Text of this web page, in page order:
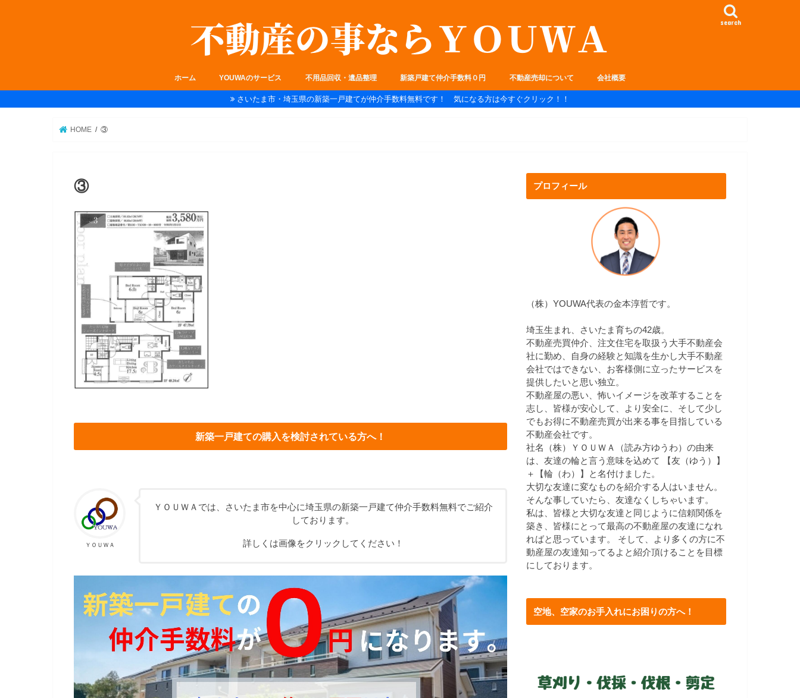
search
ホーム YOUWAのサービス 不用品回収・遺品整理 新築戸建て仲介手数料０円 不動産売却について 会社概要
さいたま市・埼玉県の新築一戸建てが仲介手数料無料です！ 気になる方は今すぐクリック！！
HOME ③
③
新築一戸建ての購入を検討されている方へ！
ＹＯＵＷＡ
ＹＯＵＷＡでは、さいたま市を中心に埼玉県の新築一戸建て仲介手数料無料でご紹介
しております。
詳しくは画像をクリックしてください！
プロフィール
（株）YOUWA代表の金本淳哲です。
埼玉生まれ、さいたま育ちの42歳。
不動産売買仲介、注文住宅を取扱う大手不動産会
社に勤め、自身の経験と知識を生かし大手不動産
会社ではできない、お客様側に立ったサービスを
提供したいと思い独立。
不動産屋の悪い、怖いイメージを改革することを
志し、皆様が安心して、より安全に、そして少し
でもお得に不動産売買が出来る事を目指している
不動産会社です。
社名（株）ＹＯＵＷＡ（読み方ゆうわ）の由来
は、友達の輪と言う意味を込めて 【友（ゆう）】
＋【輪（わ）】と名付けました。
大切な友達に変なものを紹介する人はいません。
そんな事していたら、友達なくしちゃいます。
私は、皆様と大切な友達と同じように信頼関係を
築き、皆様にとって最高の不動産屋の友達になれ
ればと思っています。 そして、より多くの方に不
動産屋の友達知ってるよと紹介頂けることを目標
にしております。
空地、空家のお手入れにお困りの方へ！